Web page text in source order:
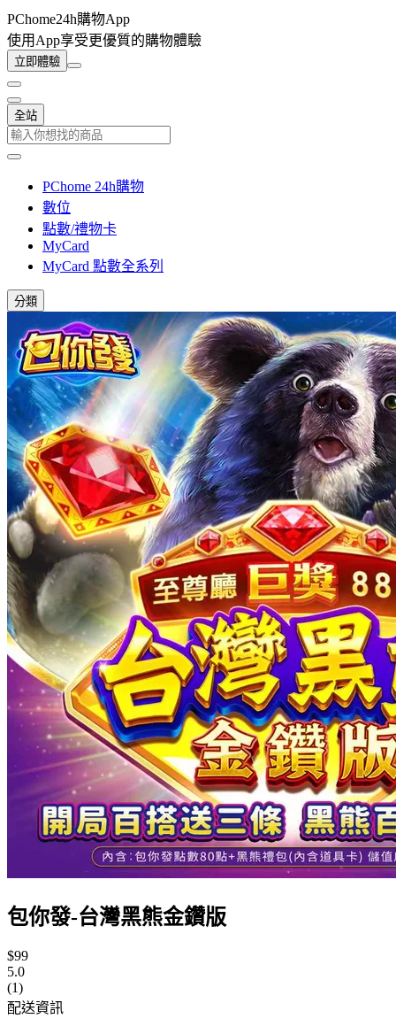
PChome24h購物App
使用App享受更優質的購物體驗
立即體驗
全站
PChome 24h購物
數位
點數/禮物卡
MyCard
MyCard 點數全系列
分類
包你發-台灣黑熊金鑽版
$99
5.0
(1)
配送資訊